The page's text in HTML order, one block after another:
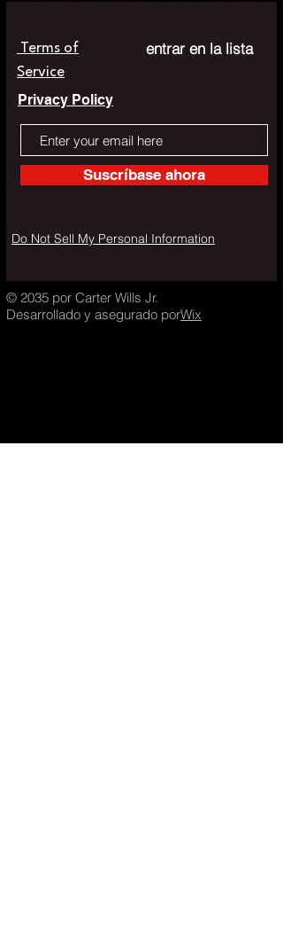
Terms of
Service
entrar en la lista
Privacy Policy
Suscríbase ahora
Do Not Sell My Personal Information
© 2035 por Carter Wills Jr.
Desarrollado y asegurado porWix